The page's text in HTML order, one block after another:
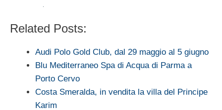
Related Posts:
Audi Polo Gold Club, dal 29 maggio al 5 giugno
Blu Mediterraneo Spa di Acqua di Parma a
Porto Cervo
Costa Smeralda, in vendita la villa del Principe
Karim